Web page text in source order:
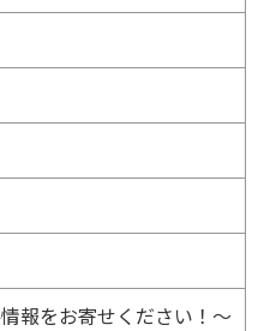
報をお寄せください！～